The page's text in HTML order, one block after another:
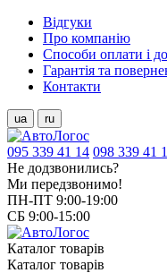
Відгуки
Про компанію
Способи оплати і
Гарантія та
Контакти
ua ru
095 339 41 14 098 339 41
Не додзвонились?
Ми передзвонимо!
ПН-ПТ 9:00-19:00
СБ 9:00-15:00
Каталог товарів
Каталог товарів